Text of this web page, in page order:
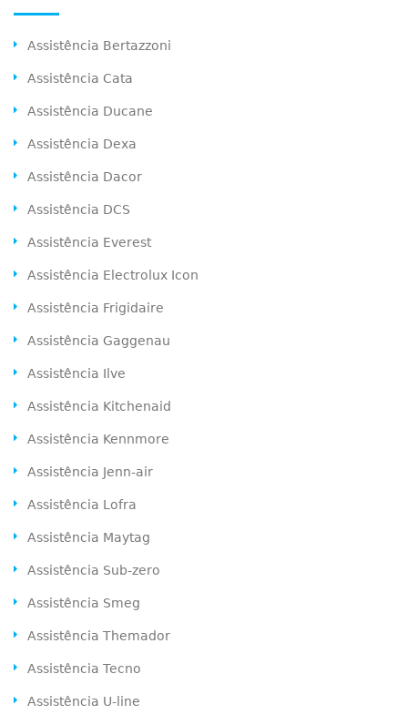
Assistência Bertazzoni
Assistência Cata
Assistência Ducane
Assistência Dexa
Assistência Dacor
Assistência DCS
Assistência Everest
Assistência Electrolux Icon
Assistência Frigidaire
Assistência Gaggenau
Assistência Ilve
Assistência Kitchenaid
Assistência Kennmore
Assistência Jenn-air
Assistência Lofra
Assistência Maytag
Assistência Sub-zero
Assistência Smeg
Assistência Themador
Assistência Tecno
Assistência U-line